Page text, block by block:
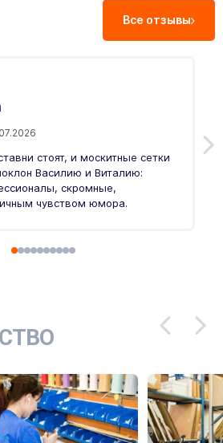
Все отзывы
стоят, и москитные сетки
Василию и Виталию:
скромные,
чувством юмора.